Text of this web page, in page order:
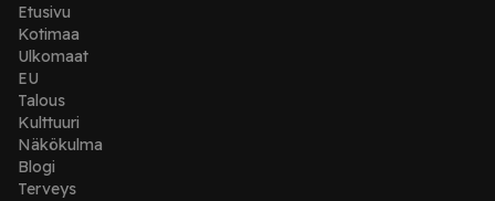
Etusivu
Kotimaa
Ulkomaat
EU
Talous
Kulttuuri
Näkökulma
Blogi
Terveys